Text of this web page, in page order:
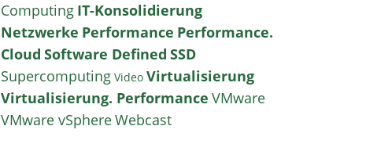
Computing IT-Konsolidierung
Netzwerke Performance Performance.
Cloud Software Defined SSD
Supercomputing Video Virtualisierung
Virtualisierung. Performance VMware
VMware vSphereWebcast